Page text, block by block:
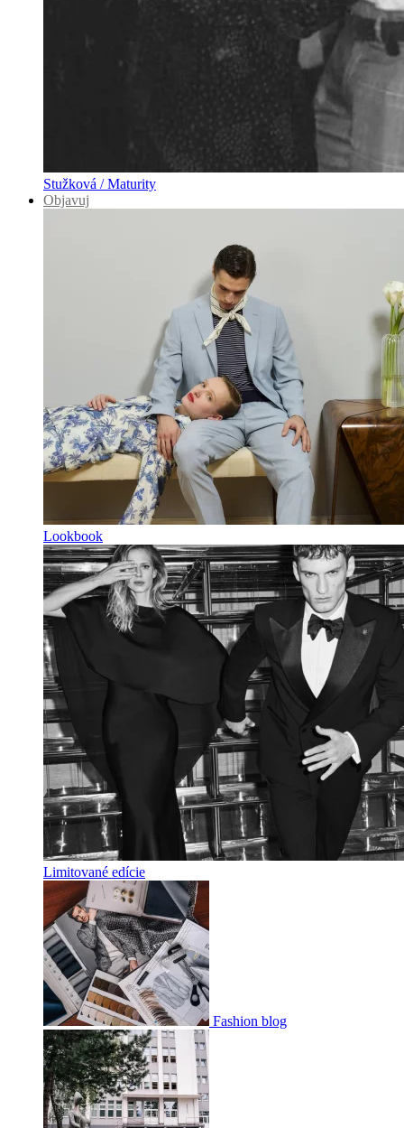
Stužková / Maturity
Objavuj
Lookbook
Limitované edície
Fashion blog